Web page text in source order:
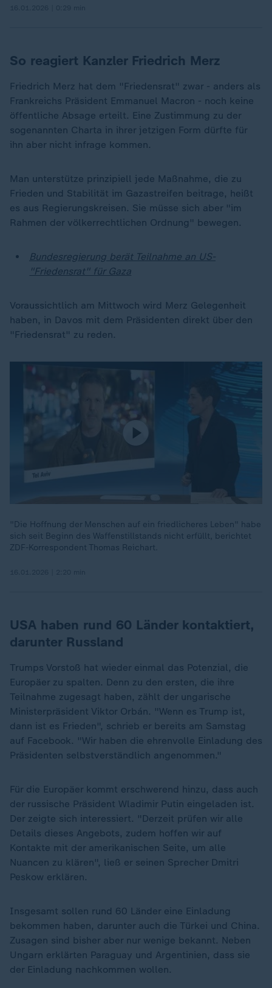
So reagiert Kanzler Friedrich Merz
Friedrich Merz hat dem "Friedensrat" zwar - anders als
Frankreichs Präsident Emmanuel Macron - noch keine
öffentliche Absage erteilt. Eine Zustimmung zu der
sogenannten Charta in ihrer jetzigen Form dürfte für
ihn aber nicht infrage kommen.
Man unterstütze prinzipiell jede Maßnahme, die zu
Frieden und Stabilität im Gazastreifen beitrage, heißt
es aus Regierungskreisen. Sie müsse sich aber "im
Rahmen der völkerrechtlichen Ordnung" bewegen.
Bundesregierung berät Teilnahme an US-
"Friedensrat" für Gaza
Voraussichtlich am Mittwoch wird Merz Gelegenheit
haben, in Davos mit dem Präsidenten direkt über den
"Friedensrat" zu reden.
"Die Hoffnung der Menschen auf ein friedlicheres Leben" habe
sich seit Beginn des Waffenstillstands nicht erfüllt, berichtet
ZDF-Korrespondent Thomas Reichart.
USA haben rund 60 Länder kontaktiert,
darunter Russland
Trumps Vorstoß hat wieder einmal das Potenzial, die
Europäer zu spalten. Denn zu den ersten, die ihre
Teilnahme zugesagt haben, zählt der ungarische
Ministerpräsident Viktor Orbán. "Wenn es Trump ist,
dann ist es Frieden", schrieb er bereits am Samstag
auf Facebook. "Wir haben die ehrenvolle Einladung des
Präsidenten selbstverständlich angenommen."
Für die Europäer kommt erschwerend hinzu, dass auch
der russische Präsident Wladimir Putin eingeladen ist.
Der zeigte sich interessiert. "Derzeit prüfen wir alle
Details dieses Angebots, zudem hoffen wir auf
Kontakte mit der amerikanischen Seite, um alle
Nuancen zu klären", ließ er seinen Sprecher Dmitri
Peskow erklären.
Insgesamt sollen rund 60 Länder eine Einladung
bekommen haben, darunter auch die Türkei und China.
Zusagen sind bisher aber nur wenige bekannt. Neben
Ungarn erklärten Paraguay und Argentinien, dass sie
der Einladung nachkommen wollen.